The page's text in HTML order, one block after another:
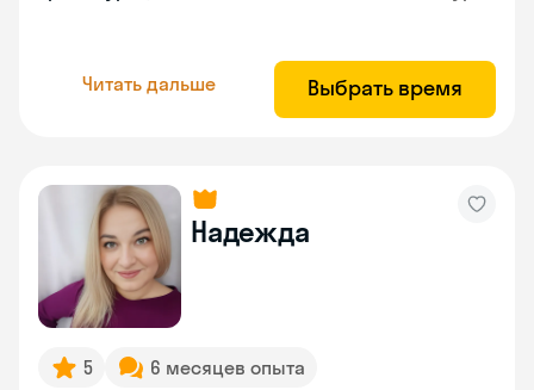
Читать дальше Выбрать время
Надежда
5 6 месяцев опыта